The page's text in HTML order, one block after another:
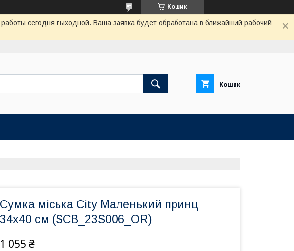
Кошик
сегодня выходной. Ваша заявка будет обработана в ближайший рабочий
Кошик
Сумка міська City Маленький принц
34x40 см (SCB_23S006_OR)
1 055 ₴